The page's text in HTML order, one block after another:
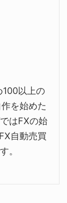
100以上の
を始めた
はFXの始
自動売買
。